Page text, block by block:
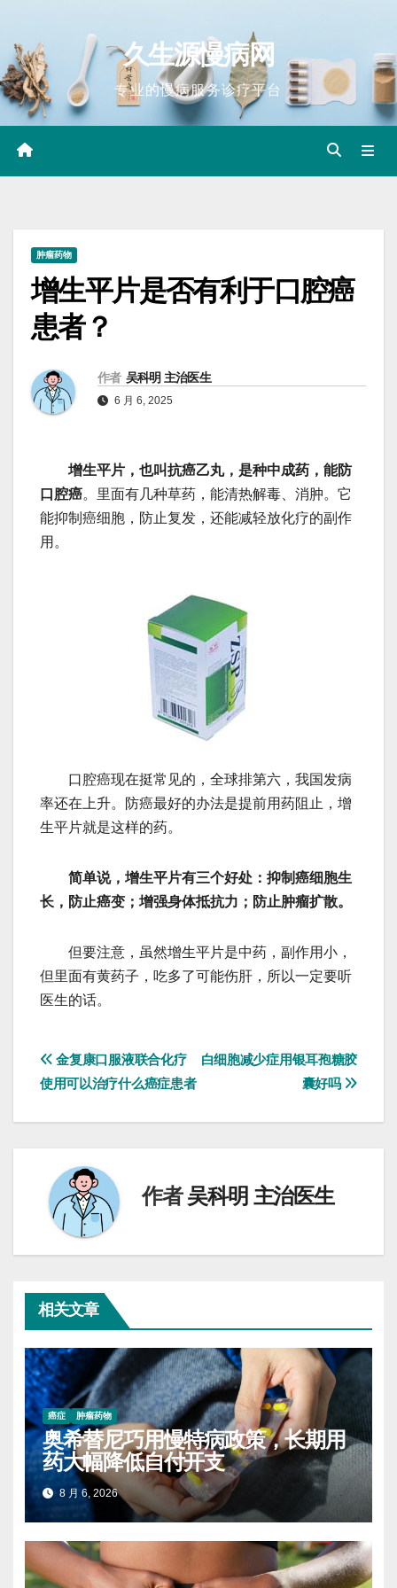
content
久生源慢病网
专业的慢病服务诊疗平台
肿瘤药物
增生平片是否有利于口腔癌
患者？
作者 吴科明 主治医生
6 月 6, 2025
增生平片，也叫抗癌乙丸，是种中成药，能防
口腔癌。里面有几种草药，能清热解毒、消肿。它
能抑制癌细胞，防止复发，还能减轻放化疗的副作
用。
口腔癌现在挺常见的，全球排第六，我国发病
率还在上升。防癌最好的办法是提前用药阻止，增
生平片就是这样的药。
简单说，增生平片有三个好处：抑制癌细胞生
长，防止癌变；增强身体抵抗力；防止肿瘤扩散。
但要注意，虽然增生平片是中药，副作用小，
但里面有黄药子，吃多了可能伤肝，所以一定要听
医生的话。
文
章
航
白细胞减少症用银耳孢糖胶
囊好吗
金复康口服液联合化疗
使用可以治疗什么癌症患者
作者吴科明 主治医生
相关文章
癌症 肿瘤药物
奥希替尼巧用慢特病政策，长期用
药大幅降低自付开支
8 月 6, 2026